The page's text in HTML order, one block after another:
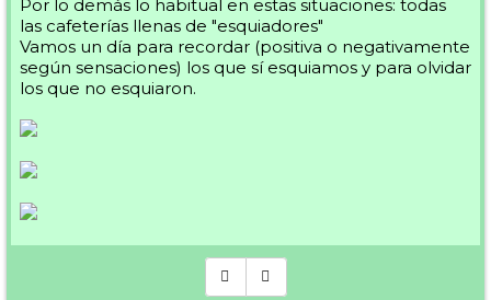
Por lo demás lo habitual en estas situaciones: todas
las cafeterías llenas de "esquiadores"
Vamos un día para recordar (positiva o negativamente
según sensaciones) los que sí esquiamos y para olvidar
los que no esquiaron.